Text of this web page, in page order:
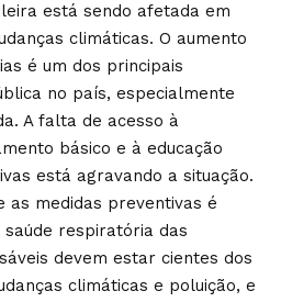
está sendo afetada em
climáticas. O aumento
é um dos principais
no país, especialmente
A falta de acesso à
básico e à educação
está agravando a situação.
as medidas preventivas é
respiratória das
devem estar cientes dos
climáticas e poluição, e